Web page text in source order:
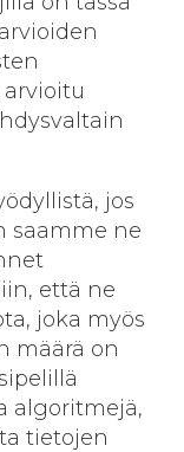
jos
saamme ne
että ne
joka myös
määrä on
algoritmejä,
tietojen